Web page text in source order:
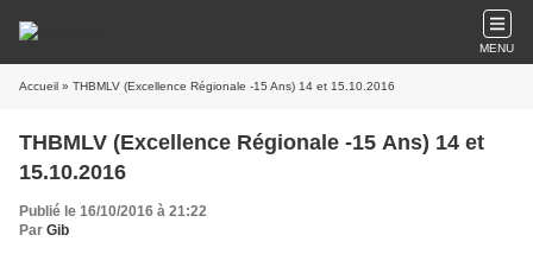
MENU
Accueil » THBMLV (Excellence Régionale -15 Ans) 14 et 15.10.2016
THBMLV (Excellence Régionale -15 Ans) 14 et
15.10.2016
Publié le 16/10/2016 à 21:22
Par Gib